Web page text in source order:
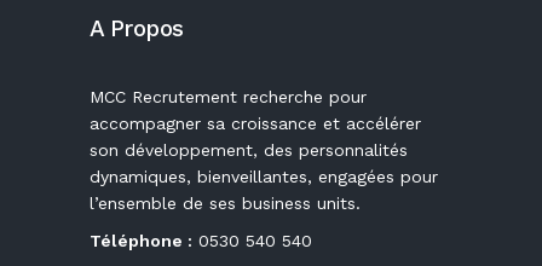
A Propos
MCC Recrutement recherche pour
accompagner sa croissance et accélérer
son développement, des personnalités
dynamiques, bienveillantes, engagées pour
l’ensemble de ses business units.
Téléphone : 0530 540 540